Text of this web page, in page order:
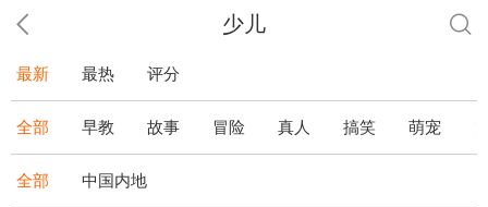
少儿
最新 最热 评分
全部 早教 故事 冒险 真人 搞笑 萌宠
全部 中国内地